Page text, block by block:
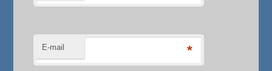
E-mail *